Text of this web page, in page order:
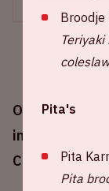
Op zaterdag
in de Johan
Concert 2026.
Broodje
Pita's
Pita
Pita